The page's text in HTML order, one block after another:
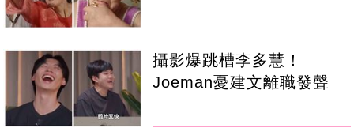
攝影爆跳槽李多慧！
Joeman憂建文離職發聲